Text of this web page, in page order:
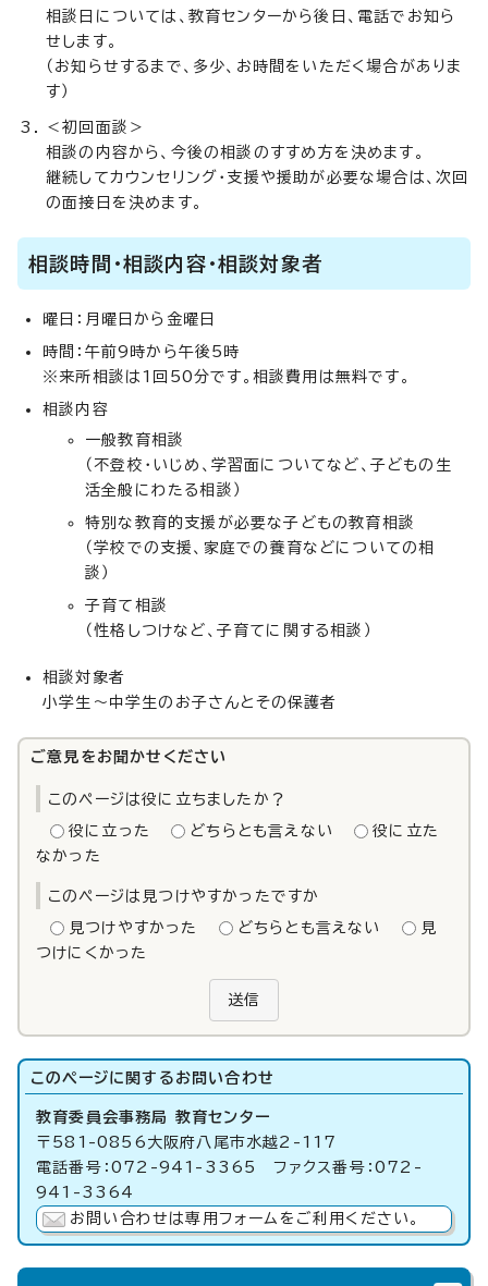
相談日については、教育センターから後日、電話でお知ら
せします。
（お知らせするまで、多少、お時間をいただく場合がありま
す）
＜初回面談＞
相談の内容から、今後の相談のすすめ方を決めます。
継続してカウンセリング・支援や援助が必要な場合は、次回
の面接日を決めます。
相談時間・相談内容・相談対象者
曜日：月曜日から金曜日
時間：午前9時から午後5時
※来所相談は1回50分です。相談費用は無料です。
相談内容
一般教育相談
（不登校・いじめ、学習面についてなど、子どもの生
活全般にわたる相談）
特別な教育的支援が必要な子どもの教育相談
（学校での支援、家庭での養育などについての相
談）
子育て相談
（性格しつけなど、子育てに関する相談）
相談対象者
小学生～中学生のお子さんとその保護者
ご意見をお聞かせください
このページは役に立ちましたか？
役に立った どちらとも言えない
役に立た
なかった
このページは見つけやすかったですか
見つけやすかった どちらとも言えない
見
つけにくかった
送信
このページに関する お問い合わせ
教育委員会事務局 教育センター
〒581-0856大阪府八尾市水越2-117
電話番号：072-941-3365 ファクス番号：072-
941-3364
お問い合わせは専用フォームをご利用ください。